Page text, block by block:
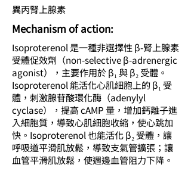
異丙腎上腺素
Mechanism of action:
Isoproterenol 是一種非選擇性 β-腎上腺素
受體促效劑（non-selective β-adrenergic
agonist），主要作用於 β₁ 與 β₂ 受體。
Isoproterenol 能活化心肌細胞上的 β₁ 受
體，刺激腺苷酸環化酶（adenylyl
cyclase），提高 cAMP 量，增加鈣離子進
入細胞質，導致心肌細胞收縮，使心跳加
快。Isoproterenol 也能活化 β₂ 受體，讓
呼吸道平滑肌放鬆，導致支氣管擴張；讓
血管平滑肌放鬆，使週邊血管阻力下降。